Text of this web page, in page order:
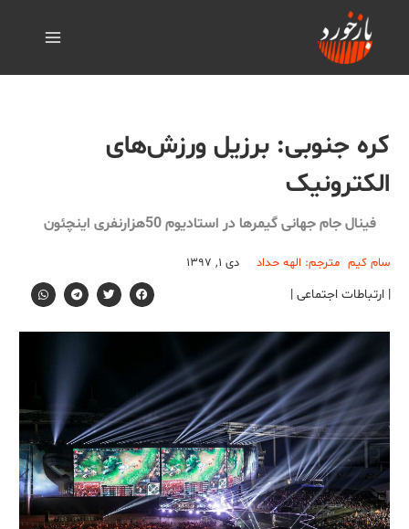
کره جنوبی: برزیل ورزش‌های
الکترونیک
فینال جام جهانی گیمرها در استادیوم 50هزارنفری اینچئون
سام کیم مترجم: الهه حداد دی ۱, ۱۳۹۷
| ارتباطات اجتماعی |